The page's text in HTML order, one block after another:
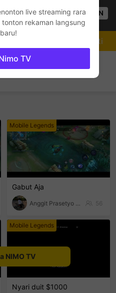
siaran langsung!
Penonton OPEN
Mobile Legends
Gabut Aja
56
Mobile Legends
Nyari duit $1000
Mengikuti
NIMO TV
live streaming rara
rekaman langsung
TV